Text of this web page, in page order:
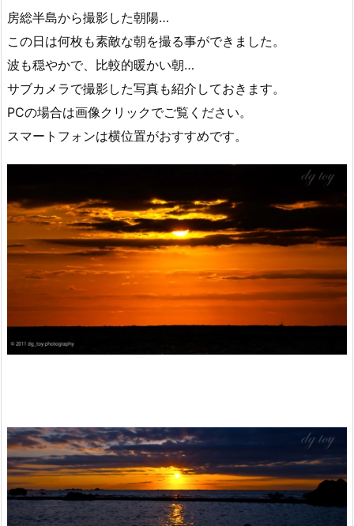
房総半島から撮影した朝陽…
この日は何枚も素敵な朝を撮る事ができました。
波も穏やかで、比較的暖かい朝…
サブカメラで撮影した写真も紹介しておきます。
PCの場合は画像クリックでご覧ください。
スマートフォンは横位置がおすすめです。